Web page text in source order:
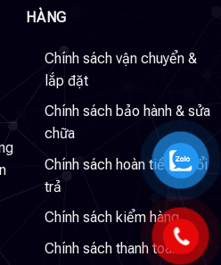
HÀNG
Chính sách vận chuyển &
lắp đặt
Chính sách bảo hành & sửa
chữa
Chính sách hoàn tiền & đổi
trả
Chính sách kiểm hàng
Chính sách thanh toán